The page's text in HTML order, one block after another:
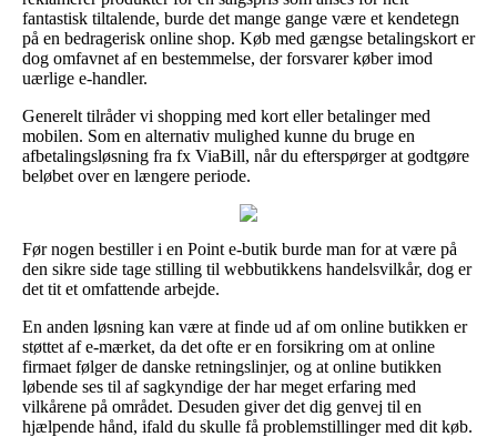
fantastisk tiltalende, burde det mange gange være et kendetegn
på en bedragerisk online shop. Køb med gængse betalingskort er
dog omfavnet af en bestemmelse, der forsvarer køber imod
uærlige e-handler.
Generelt tilråder vi shopping med kort eller betalinger med
mobilen. Som en alternativ mulighed kunne du bruge en
afbetalingsløsning fra fx ViaBill, når du efterspørger at godtgøre
beløbet over en længere periode.
Før nogen bestiller i en Point e-butik burde man for at være på
den sikre side tage stilling til webbutikkens handelsvilkår, dog er
det tit et omfattende arbejde.
En anden løsning kan være at finde ud af om online butikken er
støttet af e-mærket, da det ofte er en forsikring om at online
firmaet følger de danske retningslinjer, og at online butikken
løbende ses til af sagkyndige der har meget erfaring med
vilkårene på området. Desuden giver det dig genvej til en
hjælpende hånd, ifald du skulle få problemstillinger med dit køb.